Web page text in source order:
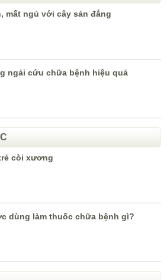
mất ngủ với cây sản đắng
ngải cứu chữa bệnh hiệu quả
còi xương
dùng làm thuốc chữa bệnh gì?